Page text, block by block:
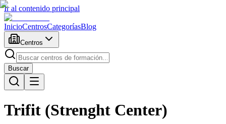
Ir al contenido principal
InicioCentrosCategoríasBlog
Centros
Buscar
Trifit (Strenght Center)